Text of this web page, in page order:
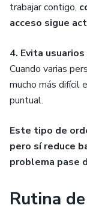
trabajar contigo,
acceso sigue
4. Evita
Cuando varias
mucho más difícil
puntual.
Este tipo de
pero sí reduce
problema pase
Rutina